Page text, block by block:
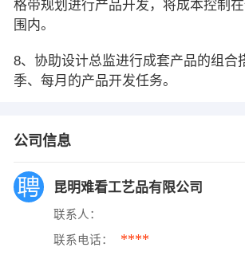
格带规划进行产品开发，将成本控制
围内。
8、协助设计总监进行成套产品的组合
季、每月的产品开发任务。
公司信息
昆明难看工艺品有限公司
联系人：
联系电话： ****